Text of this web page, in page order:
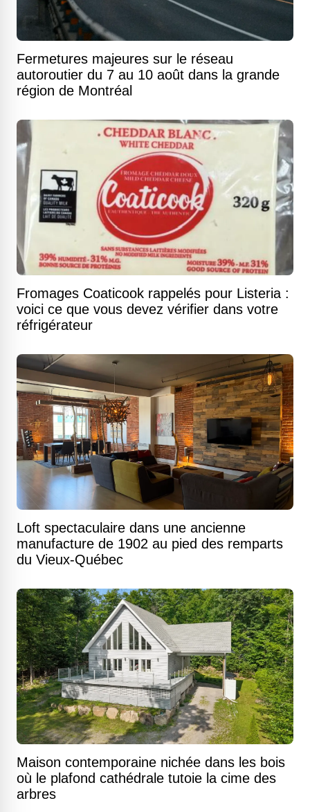
Fermetures majeures sur le réseau
autoroutier du 7 au 10 août dans la grande
région de Montréal
Fromages Coaticook rappelés pour Listeria :
voici ce que vous devez vérifier dans votre
réfrigérateur
Loft spectaculaire dans une ancienne
manufacture de 1902 au pied des remparts
du Vieux-Québec
Maison contemporaine nichée dans les bois
où le plafond cathédrale tutoie la cime des
arbres